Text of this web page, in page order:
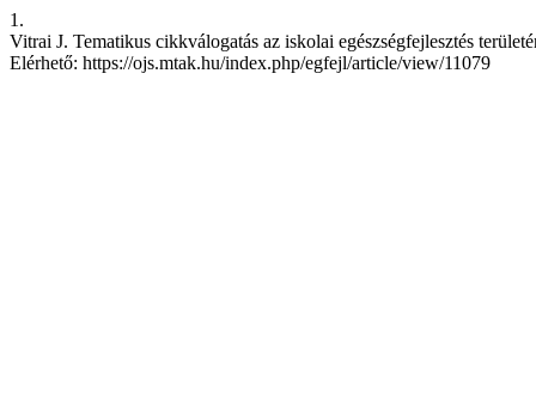
1.
Vitrai J. Tematikus cikkválogatás az iskolai egészségfejlesztés
Elérhető: https://ojs.mtak.hu/index.php/egfejl/article/view/11079